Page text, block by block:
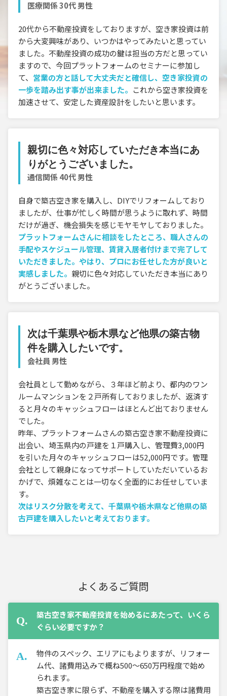
医療関係 30代 男性
20代から不動産投資をしておりますが、空き家投資は前
から大変興味があり、いつかはやってみたいと思ってい
ました。不動産投資の成功の鍵は担当の方だと思ってい
ますので、今回プラットフォームのセミナーに参加し
て、 営業の方と話して大丈夫だと確信し、空き家投資の
一歩を踏み出す事が出来ました。 これから空き家投資を
加速させて、安定した資産設計をしたいと思います。
親切に色々対応していただき本当にあ
りがとうございました。
通信関係 40代 男性
自身で築古空き家を購入し、DIYでリフォームしており
ましたが、仕事が忙しく時間が思うように取れず、時間
だけが過ぎ、機会損失を感じモヤモヤしておりました。
プラットフォームさんに相談をしたところ、職人さんの
手配やスケジュール管理、賃貸入居者付けまで完了して
いただきました。やはり、プロにお任せした方が良いと
実感しました。 親切に色々対応していただき本当にあり
がとうございました。
次は千葉県や栃木県など他県の築古物
件を購入したいです。
会社員 男性
会社員として勤めながら、３年ほど前より、都内のワン
ルームマンションを２戸所有しておりましたが、返済す
ると月々のキャッシュフローはほとんど出ておりません
でした。
昨年、プラットフォームさんの築古空き家不動産投資に
出会い、埼玉県内の戸建を１戸購入し、管理費3,000円
を引いた月々のキャッシュフローは52,000円です。管理
会社として親身になってサポートしていただいているお
かげで、煩雑なことは一切なく全面的にお任せしていま
す。
次はリスク分散を考えて、千葉県や栃木県など他県の築
古戸建を購入したいと考えております。
よくあるご質問
築古空き家不動産投資を始めるにあたって、いくら
ぐらい必要ですか？
物件のスペック、エリアにもよりますが、リフォー
ム代、諸費用込みで概ね500～650万円程度で始め
られます。
築古空き家に限らず、不動産を購入する際は諸費用